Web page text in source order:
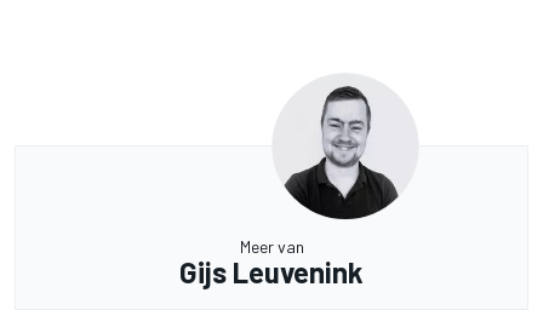
Meer van
Gijs Leuvenink